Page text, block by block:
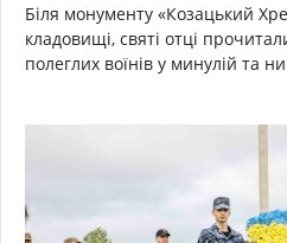
Біля монументу «Козацький
кладовищі, святі отці
полеглих воїнів у минулій та